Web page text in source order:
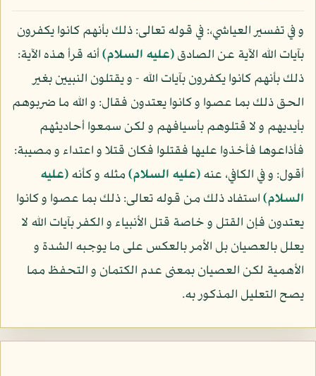
و في تفسير العياشي،: في قوله تعالى: ذلك بأنهم كانوا يكفرون
بآيات الله الآية عن الصادق(عليه السلام)أنه قرأ هذه الآية:
ذلك بأنهم كانوا يكفرون بآيات الله - و يقتلون النبيين بغير
الحق ذلك بما عصوا و كانوا يعتدون فقال: و الله ما ضربوهم
بأيديهم و لا قتلوهم بأسيافهم و لكن سمعوا أحاديثهم
فأذاعوها فأخذوا عليها فقتلوا فكان قتلا و اعتداء و مصيبة:
أقول: و في الكافي، عنه(عليه السلام)مثله و كأنه(عليه
السلام)استفاد ذلك من قوله تعالى: ذلك بما عصوا و كانوا
يعتدون فإن القتل و خاصة قتل الأنبياء و الكفر بآيات الله لا
يعلل بالعصيان بل الأمر بالعكس على ما يوجبه الشدة و
الأهمية لكن العصيان بمعنى عدم الكتمان و التحفظ مما
يصح التعليل المذكور به.